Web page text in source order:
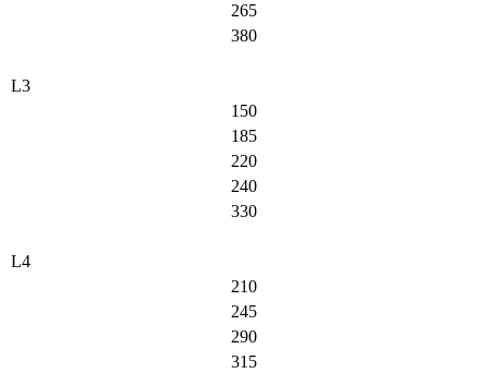
265
380
L3
150
185
220
240
330
L4
210
245
290
315